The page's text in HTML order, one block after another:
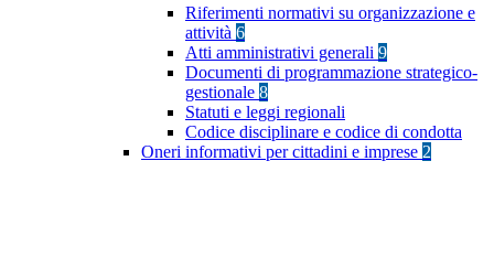
Riferimenti normativi su organizzazione e
attività 6
Atti amministrativi generali 9
Documenti di programmazione strategico-
gestionale 8
Statuti e leggi regionali
Codice disciplinare e codice di condotta
Oneri informativi per cittadini e imprese 2